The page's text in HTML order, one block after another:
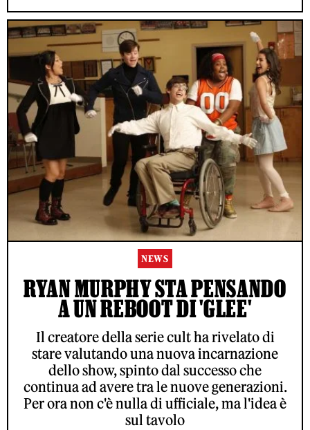
NEWS
RYAN MURPHY STA PENSANDO
A UN REBOOT DI 'GLEE'
Il creatore della serie cult ha rivelato di
stare valutando una nuova incarnazione
dello show, spinto dal successo che
continua ad avere tra le nuove generazioni.
Per ora non c'è nulla di ufficiale, ma l'idea è
sul tavolo